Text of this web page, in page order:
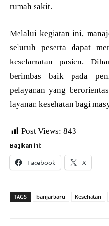
rumah sakit.
Melalui kegiatan ini,
seluruh peserta dapat
keselamatan pasien.
berimbas baik pada
pelayanan yang
layanan kesehatan bagi
Post Views: 843
Bagikan ini:
Facebook X
TAGS banjarbaru Kesehatan